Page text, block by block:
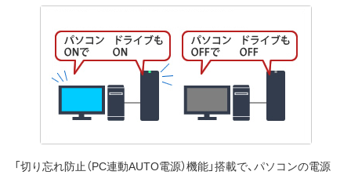
「切り忘れ防止（PC連動AUTO電源）機能」搭載で、パソコンの電源